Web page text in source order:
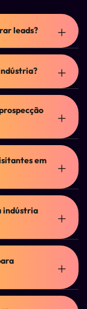
leads?
Leads são
se transforma
ao
real na
no processo
ser mais
de
a
da equipe
para
em
páginas
de valor
Quanto
e
de
indústria
é a qualidade
de gerar
poucos leads
alto valor.
pages, e-